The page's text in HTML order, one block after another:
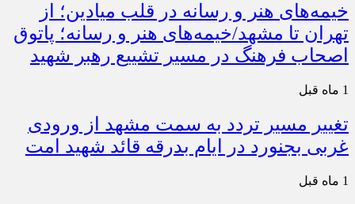
خیمه‌های هنر و رسانه در قلب میادین؛ از
تهران تا مشهد/خیمه‌های هنر و رسانه؛ پاتوق
اصحاب فرهنگ در مسیر تشییع رهبر شهید
1 ماه قبل
تغییر مسیر تردد به سمت مشهد از ورودی
غربی بجنورد در ایام بدرقه قائد شهید امت
1 ماه قبل